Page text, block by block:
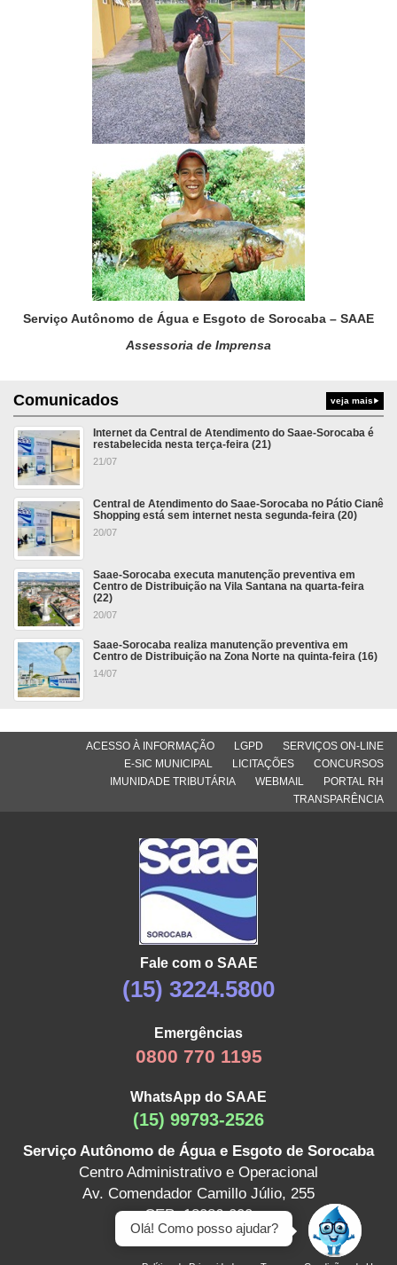
Serviço Autônomo de Água e Esgoto de Sorocaba – SAAE
Assessoria de Imprensa
Comunicados veja mais
Internet da Central de Atendimento do Saae-Sorocaba é
restabelecida nesta terça-feira (21)
21/07
Central de Atendimento do Saae-Sorocaba no Pátio Cianê
Shopping está sem internet nesta segunda-feira (20)
20/07
Saae-Sorocaba executa manutenção preventiva em
Centro de Distribuição na Vila Santana na quarta-feira
(22)
20/07
Saae-Sorocaba realiza manutenção preventiva em
Centro de Distribuição na Zona Norte na quinta-feira (16)
14/07
ACESSO À INFORMAÇÃO LGPD
SERVIÇOS ON-LINE
E-SIC MUNICIPAL
LICITAÇÕES
CONCURSOS
IMUNIDADE TRIBUTÁRIA
WEBMAIL
PORTAL RH
TRANSPARÊNCIA
Fale com o SAAE
(15) 3224.5800
Emergências
0800 770 1195
WhatsApp do SAAE
(15) 99793-2526
Serviço Autônomo de Água e Esgoto de Sorocaba
Centro Administrativo e Operacional
Av. Comendador Camillo Júlio, 255
CEP: 18086-000
(15) 3224.5800
Olá! Como posso ajudar?